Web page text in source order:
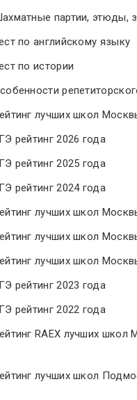
партии, этюды,
по английскому языку
по истории
лучших школ
рейтинг 2026 года
рейтинг 2025 года
рейтинг 2024 года
лучших школ
лучших школ
лучших школ
рейтинг 2023 года
рейтинг 2022 года
RAEX лучших школ
лучших школ